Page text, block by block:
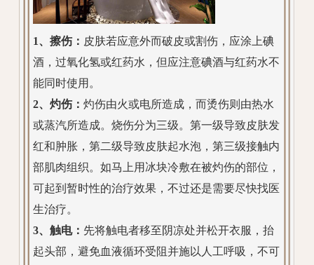
1、擦伤： 皮肤若应意外而破皮或割伤，应涂上碘
酒，过氧化氢或红药水，但应注意碘酒与红药水不
能同时使用。
2、灼伤：灼伤由火或电所造成，而烫伤则由热水
或蒸汽所造成。烧伤分为三级。第一级导致皮肤发
红和肿胀，第二级导致皮肤起水泡，第三级接触内
部肌肉组织。如马上用冰块冷敷在被灼伤的部位，
可起到暂时性的治疗效果，不过还是需要尽快找医
生治疗。
3、触电： 先将触电者移至阴凉处并松开衣服，抬
起头部，避免血液循环受阻并施以人工呼吸，不可